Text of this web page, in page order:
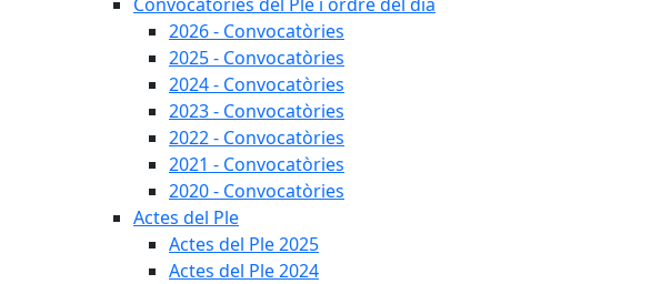
2026 - Convocatòries
2025 - Convocatòries
2024 - Convocatòries
2023 - Convocatòries
2022 - Convocatòries
2021 - Convocatòries
2020 - Convocatòries
Actes del Ple
Actes del Ple 2025
Actes del Ple 2024